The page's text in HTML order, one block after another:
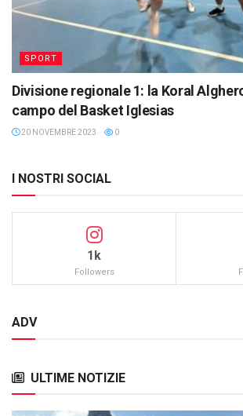
SPORT
Divisione regionale 1: la Koral
campo del Basket Iglesias
20 NOVEMBRE 2023 0
I NOSTRI SOCIAL
1k
Followers
ADV
ULTIME NOTIZIE